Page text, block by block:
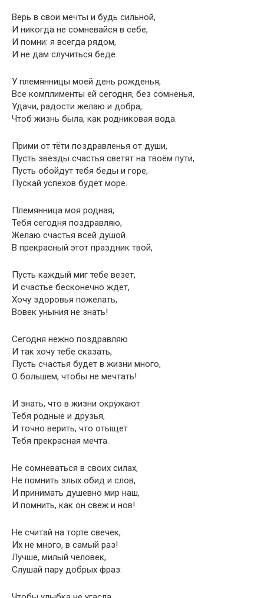
Верь в свои мечты и будь сильной,
И никогда не сомневайся в себе,
И помни: я всегда рядом,
И не дам случиться беде.
У племянницы моей день рожденья,
Все комплименты ей сегодня, без сомненья,
Удачи, радости желаю и добра,
Чтоб жизнь была, как родниковая вода.
Прими от тёти поздравленья от души,
Пусть звёзды счастья светят на твоём пути,
Пусть обойдут тебя беды и горе,
Пускай успехов будет море.
Племянница моя родная,
Тебя сегодня поздравляю,
Желаю счастья всей душой
В прекрасный этот праздник твой,
Пусть каждый миг тебе везет,
И счастье бесконечно ждет,
Хочу здоровья пожелать,
Вовек уныния не знать!
Сегодня нежно поздравляю
И так хочу тебе сказать,
Пусть счастья будет в жизни много,
О большем, чтобы не мечтать!
И знать, что в жизни окружают
Тебя родные и друзья,
И точно верить, что отыщет
Тебя прекрасная мечта.
Не сомневаться в своих силах,
Не помнить злых обид и слов,
И принимать душевно мир наш,
И помнить, как он свеж и нов!
Не считай на торте свечек,
Их не много, в самый раз!
Лучше, милый человек,
Слушай пару добрых фраз: